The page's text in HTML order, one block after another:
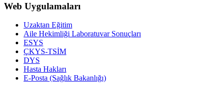
Web Uygulamaları
Uzaktan Eğitim
Aile Hekimliği Laboratuvar Sonuçları
ESYS
ÇKYS-TSİM
DYS
Hasta Hakları
E-Posta (Sağlık Bakanlığı)